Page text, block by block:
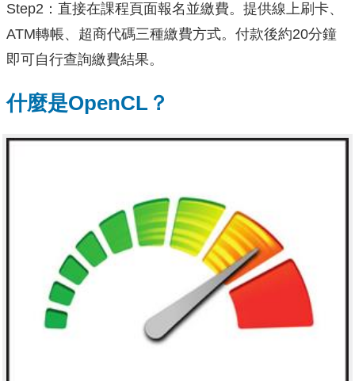
Step2：直接在課程頁面報名並繳費。提供線上刷卡、
ATM轉帳、超商代碼三種繳費方式。付款後約20分鐘
即可自行查詢繳費結果。
什麼是OpenCL？